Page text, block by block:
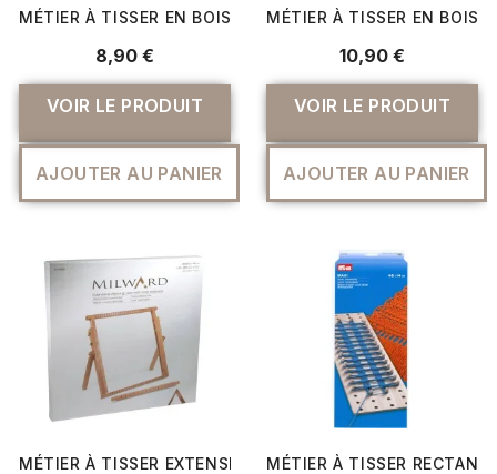
MÉTIER À TISSER EN BOIS À MONTER 190 X 290MM -
8,90 €
VOIR LE PRODUIT
AJOUTER AU PANIER
MÉTIER À TISSER EN BOIS
10,90 €
VOIR LE PRODUIT
AJOUTER AU PANIER
MÉTIER À TISSER EXTENSIBLE MILWARD : LIBÉREZ
MÉTIER À TISSER